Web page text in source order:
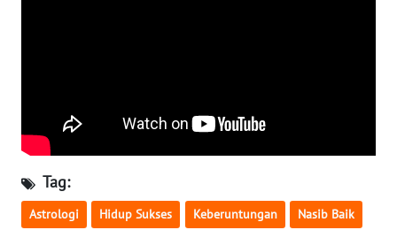
Tag:
Astrologi Hidup Sukses Keberuntungan Nasib Baik
SULTENG
WN
SULBAR